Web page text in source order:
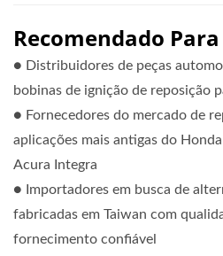
Recomendado Para
● Distribuidores de peças
bobinas de ignição de reposição
● Fornecedores do mercado de
aplicações mais antigas do
Acura Integra
● Importadores em busca de
fabricadas em Taiwan com
fornecimento confiável